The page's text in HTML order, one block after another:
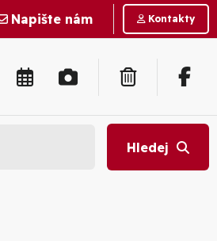
Napište nám Kontakty
Hledej